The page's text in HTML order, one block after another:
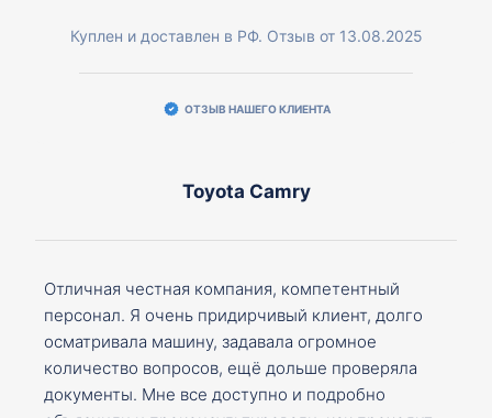
Куплен и доставлен в РФ. Отзыв от 13.08.2025
ОТЗЫВ НАШЕГО КЛИЕНТА
Toyota Camry
Отличная честная компания, компетентный
персонал. Я очень придирчивый клиент, долго
осматривала машину, задавала огромное
количество вопросов, ещё дольше проверяла
документы. Мне все доступно и подробно